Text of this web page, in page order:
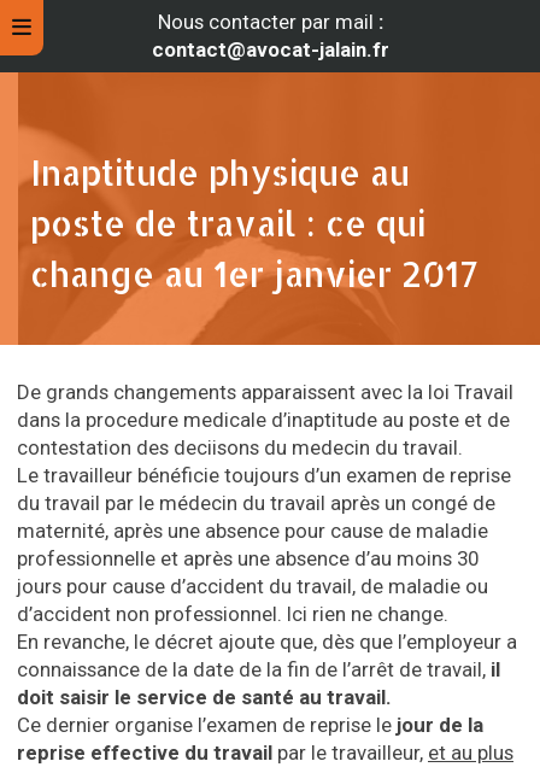
Nous contacter par mail :
contact@avocat-jalain.fr
Inaptitude physique au
poste de travail : ce qui
change au 1er janvier 2017
De grands changements apparaissent avec la loi Travail
dans la procedure medicale d’inaptitude au poste et de
contestation des deciisons du medecin du travail.
Le travailleur bénéficie toujours d’un examen de reprise
du travail par le médecin du travail après un congé de
maternité, après une absence pour cause de maladie
professionnelle et après une absence d’au moins 30
jours pour cause d’accident du travail, de maladie ou
d’accident non professionnel. Ici rien ne change.
En revanche, le décret ajoute que, dès que l’employeur a
connaissance de la date de la fin de l’arrêt de travail, il
doit saisir le service de santé au travail.
Ce dernier organise l’examen de reprise le jour de la
reprise effective du travail par le travailleur, et au plus